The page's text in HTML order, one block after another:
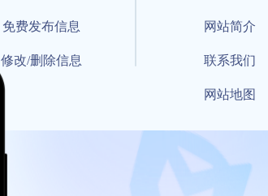
免费发布信息
修改/删除信息
网站简介
联系我们
网站地图
© 2021 By 擎天拆车-买
工信部备案号：鲁ICP备